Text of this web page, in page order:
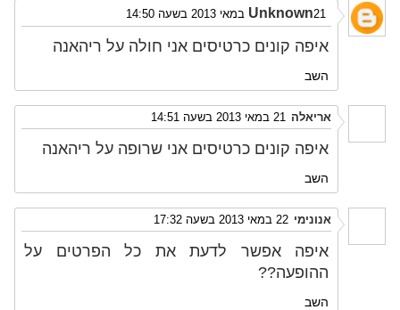
Unknown21 במאי 2013 בשעה 14:50
איפה קונים כרטיסים אני חולה על ריהאנה
השב
אריאלה 21 במאי 2013 בשעה 14:51
איפה קונים כרטיסים אני שרופה על ריהאנה
השב
אנונימי 22 במאי 2013 בשעה 17:32
איפה אפשר לדעת את כל הפרטים על
ההופעה??
השב